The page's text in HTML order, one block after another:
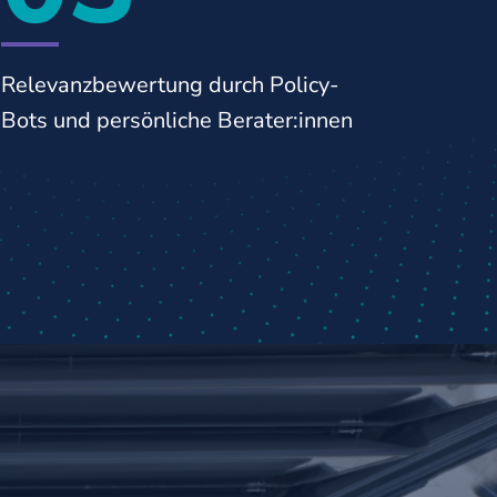
Relevanzbewertung durch Policy-
Bots und persönliche Berater:innen